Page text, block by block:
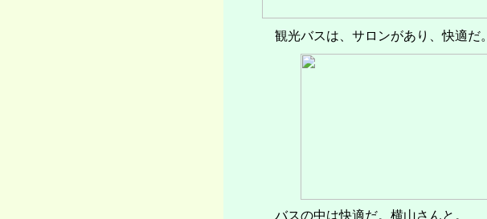
観光バスは、サロンがあり、快適だ。
バスの中は快適だ。横山さんと。